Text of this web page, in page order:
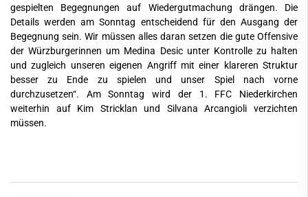
gespielten Begegnungen auf Wiedergutmachung drängen. Die
Details werden am Sonntag entscheidend für den Ausgang der
Begegnung sein. Wir müssen alles daran setzen die gute Offensive
der Würzburgerinnen um Medina Desic unter Kontrolle zu halten
und zugleich unseren eigenen Angriff mit einer klareren Struktur
besser zu Ende zu spielen und unser Spiel nach vorne
durchzusetzen“. Am Sonntag wird der 1. FFC Niederkirchen
weiterhin auf Kim Stricklan und Silvana Arcangioli verzichten
müssen.